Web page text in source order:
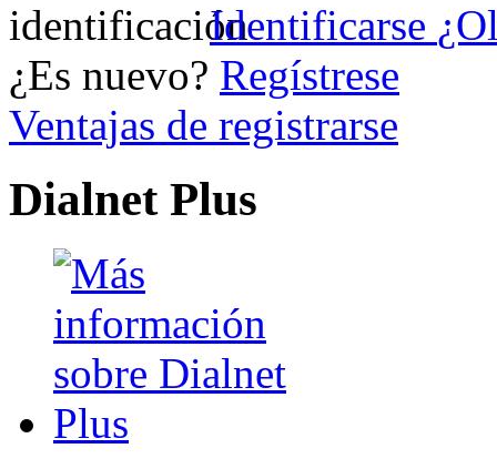
Identificarse
¿Es nuevo? Regístrese
Ventajas de registrarse
Dialnet Plus